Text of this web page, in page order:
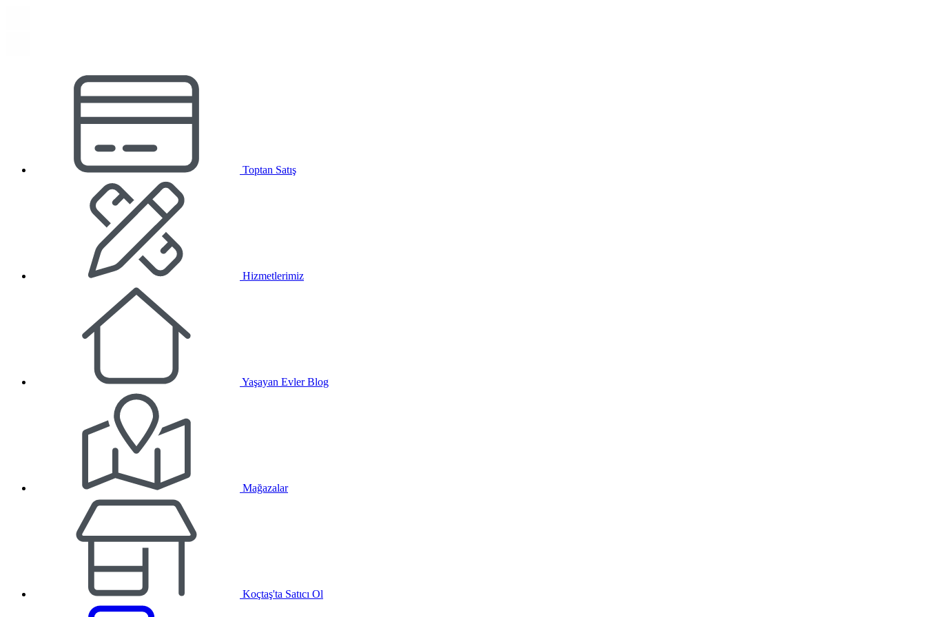
Toptan Satış
Hizmetlerimiz
Yaşayan Evler Blog
Mağazalar
Koçtaş'ta Satıcı Ol